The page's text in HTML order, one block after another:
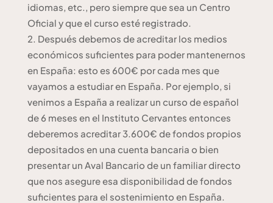
idiomas, etc., pero siempre que sea un Centro
Oficial y que el curso esté registrado.
Después debemos de acreditar los medios
económicos suficientes para poder mantenernos
en España: esto es 600€ por cada mes que
vayamos a estudiar en España. Por ejemplo, si
venimos a España a realizar un curso de español
de 6 meses en el Instituto Cervantes entonces
deberemos acreditar 3.600€ de fondos propios
depositados en una cuenta bancaria o bien
presentar un Aval Bancario de un familiar directo
que nos asegure esa disponibilidad de fondos
suficientes para el sostenimiento en España.